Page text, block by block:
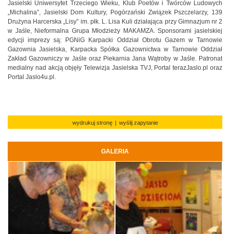
Jasielski Uniwersytet Trzeciego Wieku, Klub Poetów i Twórców Ludowych
„Michalina”, Jasielski Dom Kultury, Pogórzański Związek Pszczelarzy, 139
Drużyna Harcerska „Lisy” im. płk. L. Lisa Kuli działająca przy Gimnazjum nr 2
w Jaśle, Nieformalna Grupa Młodzieży MAKAMZA. Sponsorami jasielskiej
edycji imprezy są: PGNiG Karpacki Oddział Obrotu Gazem w Tarnowie
Gazownia Jasielska, Karpacka Spółka Gazownictwa w Tarnowie Oddział
Zakład Gazowniczy w Jaśle oraz Piekarnia Jana Wątroby w Jaśle. Patronat
medialny nad akcją objęły Telewizja Jasielska TVJ, Portal terazJaslo.pl oraz
Portal Jaslo4u.pl.
wydrukuj stronę | wyślij zapytanie
GALERIA